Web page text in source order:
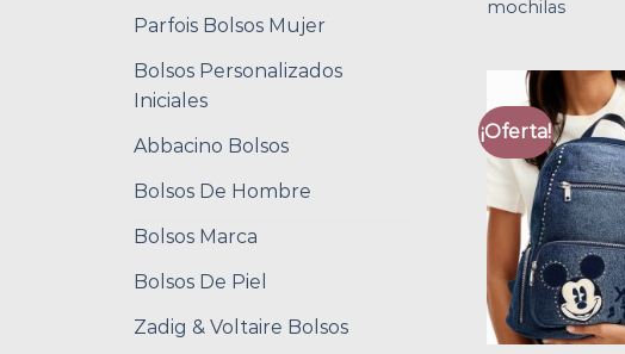
Parfois Bolsos Mujer
Bolsos Personalizados
Iniciales
Abbacino Bolsos
Bolsos De Hombre
Bolsos Marca
Bolsos De Piel
Zadig & Voltaire Bolsos
mochilas
¡Oferta!